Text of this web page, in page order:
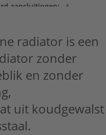
aansluitingen:
4
Binnendraad
1/2"
element: Nee
ruimte:
Nee
radiator is een
zonder
en zonder
uit koudgewalst